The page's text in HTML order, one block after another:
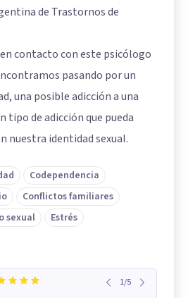
de Trastornos de
contacto con este psicólogo
pasando por un
una posible adicción a una
tipo de adicción que pueda
nuestra identidad sexual.
Codependencia
Conflictos familiares
sexual
Estrés
1/5